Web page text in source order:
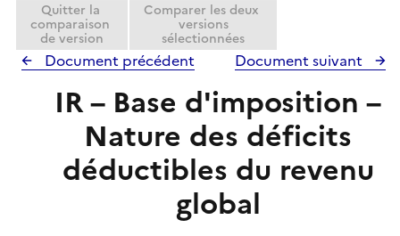
Quitter la
comparaison
de version
Comparer les deux
versions
sélectionnées
Document précédent Document suivant
IR – Base d'imposition –
Nature des déficits
déductibles du revenu
global